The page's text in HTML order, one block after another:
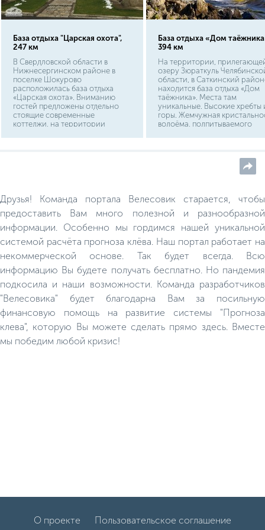
База отдыха "Царская охота",
247 км
В Свердловской области в
Нижнесергинском районе в
поселке Шокурово
расположилась база отдыха
«Царская охота». Вниманию
гостей предложены отдельно
стоящие современные
коттеджи, на территории
База отдыха «Дом
394 км
На территории,
озеру Зюраткуль
области, в Саткинский
находится база отдыха «Дом
таёжника». Места там
уникальные. Высокие хребты
горы. Жемчужная
водоёма, подпитываемого
Друзья! Команда портала Велесовик старается, чтобы
предоставить Вам много полезной и разнообразной
информации. Особенно мы гордимся нашей уникальной
системой расчёта прогноза клёва. Наш портал работает на
некоммерческой основе. Так будет всегда. Всю
информацию Вы будете получать бесплатно. Но пандемия
подкосила и наши возможности. Команда разработчиков
"Велесовика" будет благодарна Вам за посильную
финансовую помощь на развитие системы "Прогноза
клева", которую Вы можете сделать прямо здесь. Вместе
мы победим любой кризис!
О проекте Пользовательское соглашение